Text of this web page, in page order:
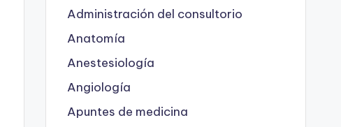
Administración del consultorio
Anatomía
Anestesiología
Angiología
Apuntes de medicina